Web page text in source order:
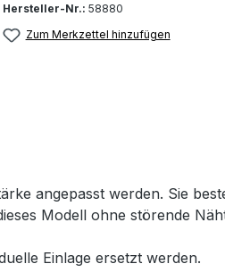
Hersteller-Nr.:58880
Zum Merkzettel hinzufügen
angepasst werden. Sie
Modell ohne störende
Einlage ersetzt werden.